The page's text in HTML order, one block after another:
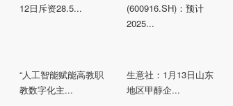
12日斥资28.5...
(600916.SH)：预计
2025...
“人工智能赋能高教职
教数字化主...
生意社：1月13日山东
地区甲醇企...